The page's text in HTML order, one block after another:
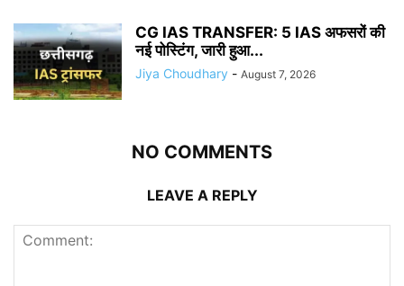
CG IAS TRANSFER: 5 IAS अफसरों की
नई पोस्टिंग, जारी हुआ...
Jiya Choudhary - August 7, 2026
NO COMMENTS
LEAVE A REPLY